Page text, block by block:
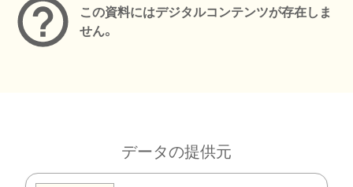
この資料にはデジタルコンテンツが存在しま
せん。
データの提供元